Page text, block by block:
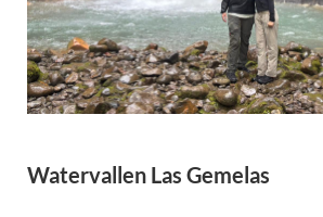
Watervallen Las Gemelas